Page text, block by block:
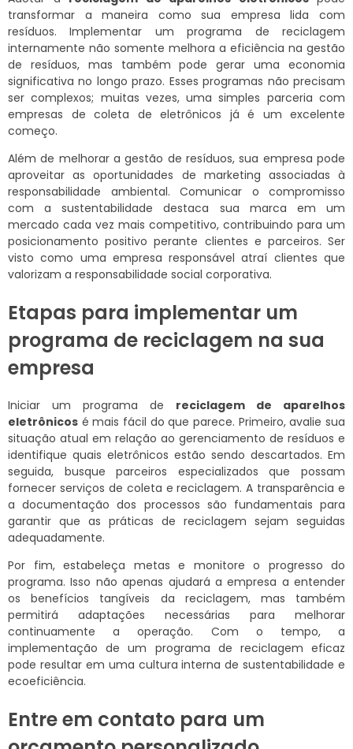
transformar a maneira como sua empresa lida com
resíduos. Implementar um programa de reciclagem
internamente não somente melhora a eficiência na gestão
de resíduos, mas também pode gerar uma economia
significativa no longo prazo. Esses programas não precisam
ser complexos; muitas vezes, uma simples parceria com
empresas de coleta de eletrônicos já é um excelente
começo.
Além de melhorar a gestão de resíduos, sua empresa pode
aproveitar as oportunidades de marketing associadas à
responsabilidade ambiental. Comunicar o compromisso
com a sustentabilidade destaca sua marca em um
mercado cada vez mais competitivo, contribuindo para um
posicionamento positivo perante clientes e parceiros. Ser
visto como uma empresa responsável atraí clientes que
valorizam a responsabilidade social corporativa.
Etapas para implementar um
programa de reciclagem na sua
empresa
Iniciar um programa de reciclagem de aparelhos
eletrônicos é mais fácil do que parece. Primeiro, avalie sua
situação atual em relação ao gerenciamento de resíduos e
identifique quais eletrônicos estão sendo descartados. Em
seguida, busque parceiros especializados que possam
fornecer serviços de coleta e reciclagem. A transparência e
a documentação dos processos são fundamentais para
garantir que as práticas de reciclagem sejam seguidas
adequadamente.
Por fim, estabeleça metas e monitore o progresso do
programa. Isso não apenas ajudará a empresa a entender
os benefícios tangíveis da reciclagem, mas também
permitirá adaptações necessárias para melhorar
continuamente a operação. Com o tempo, a
implementação de um programa de reciclagem eficaz
pode resultar em uma cultura interna de sustentabilidade e
ecoeficiência.
Entre em contato para um